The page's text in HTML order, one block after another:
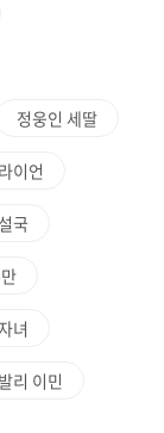
정웅인 세딸
이언
국
녀
리 이민